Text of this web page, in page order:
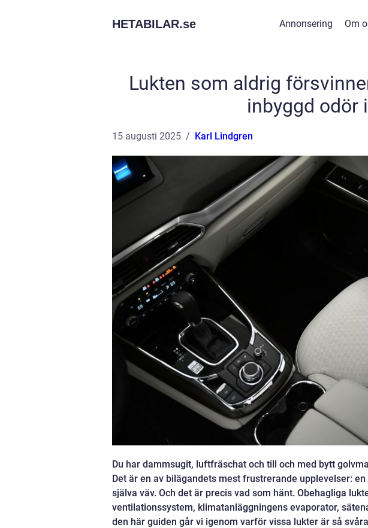
HETABILAR.se Annonsering Om
Lukten som aldrig
inbyggd odör
15 augusti 2025 Karl Lindgren
Du har dammsugit, luftfräschat och till och med bytt
Det är en av bilägandets mest frustrerande upplevelser:
själva väv. Och det är precis vad som hänt. Obehagliga
ventilationssystem, klimatanläggningens evaporator,
den här guiden går vi igenom varför vissa lukter är så